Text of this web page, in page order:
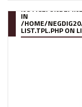
NOTICE:
IN
/HOME/
LIST.TPL.PHPON